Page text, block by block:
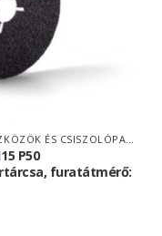
P50
furatátmérő: